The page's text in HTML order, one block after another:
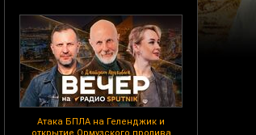
Атака БПЛА на Геленджик и